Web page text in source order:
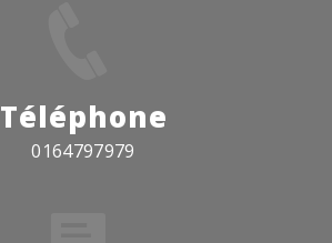
Téléphone
0164797979